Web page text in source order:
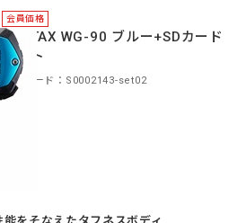
会員価格
PENTAX WG-90 ブルー+SDカード
セット
商品コード：S0002143-set02